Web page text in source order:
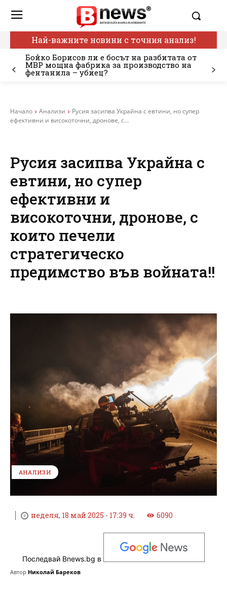
Най-важните новини с точния анализ!
Бойко Борисов ли е босът на разбитата от
МВР мощна фабрика за производство на
фентанила – убиец?
Начало Анализи
Русия засипва Украйна с евтини, но супер
ефективни и високоточни, дронове, с...
Русия засипва Украйна с
евтини, но супер
ефективни и
високоточни, дронове, с
които печели
стратегическо
предимство във войната!!
АНАЛИЗИ
неделя, 18 май 2025 - 17:39 ч. 6090
Последвай Bnews.bg в
Автор Николай Бареков